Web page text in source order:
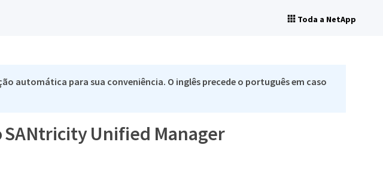
Toda a NetApp
automática para sua conveniência. O inglês precede o português em caso
SANtricity Unified Manager